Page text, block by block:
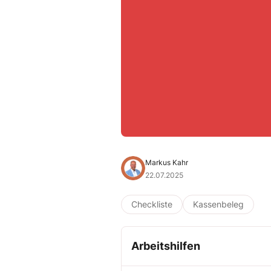
Markus Kahr
22.07.2025
Checkliste Kassenbeleg
Arbeitshilfen